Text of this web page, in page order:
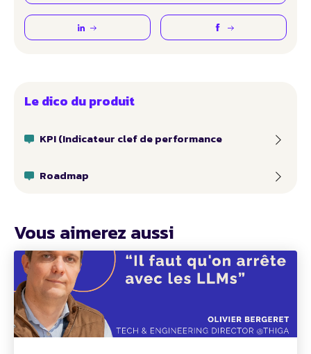
Le dico du produit
KPI (Indicateur clef de performance
Roadmap
Vous aimerez aussi